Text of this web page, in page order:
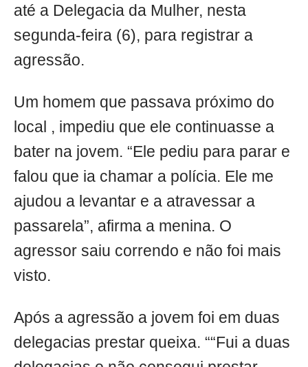
até a Delegacia da Mulher, nesta
segunda-feira (6), para registrar a
agressão.
Um homem que passava próximo do
local , impediu que ele continuasse a
bater na jovem. “Ele pediu para parar e
falou que ia chamar a polícia. Ele me
ajudou a levantar e a atravessar a
passarela”, afirma a menina. O
agressor saiu correndo e não foi mais
visto.
Após a agressão a jovem foi em duas
delegacias prestar queixa. ““Fui a duas